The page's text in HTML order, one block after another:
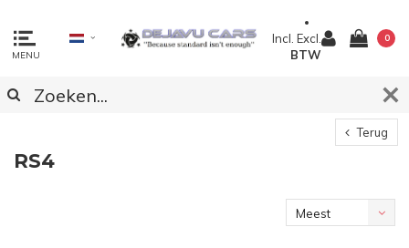
MENU
Incl. Excl.
BTW
0
Terug
RS4
Meest